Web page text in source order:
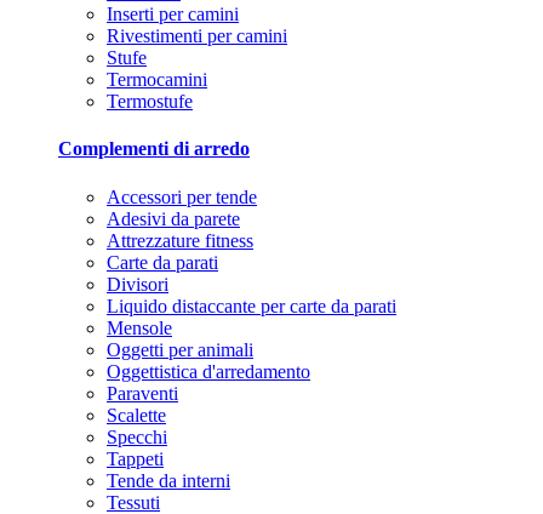
Inserti per camini
Rivestimenti per camini
Stufe
Termocamini
Termostufe
Complementi di arredo
Accessori per tende
Adesivi da parete
Attrezzature fitness
Carte da parati
Divisori
Liquido distaccante per carte da parati
Mensole
Oggetti per animali
Oggettistica d'arredamento
Paraventi
Scalette
Specchi
Tappeti
Tende da interni
Tessuti